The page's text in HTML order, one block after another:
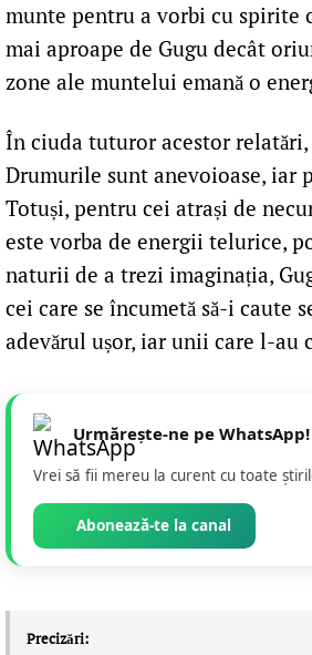
munte pentru a vorbi cu spirite
mai aproape de Gugu decât
zone ale muntelui emană o
În ciuda tuturor acestor
Drumurile sunt anevoioase, iar
Totuși, pentru cei atrași de
este vorba de energii telurice,
naturii de a trezi imaginația,
cei care se încumetă să-i caute
adevărul ușor, iar unii care l-
Urmărește-ne pe WhatsApp!
Vrei să fii mereu la curent cu toate
Abonează-te la canal
Precizări: